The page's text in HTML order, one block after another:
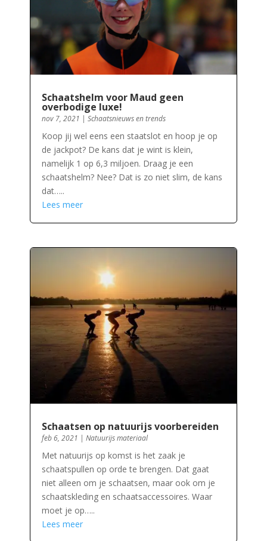
Schaatshelm voor Maud geen
overbodige luxe!
nov 7, 2021 | Schaatsnieuws en trends
Koop jij wel eens een staatslot en hoop je op
de jackpot? De kans dat je wint is klein,
namelijk 1 op 6,3 miljoen. Draag je een
schaatshelm? Nee? Dat is zo niet slim, de kans
dat…..
Lees meer
Schaatsen op natuurijs voorbereiden
feb 6, 2021 | Natuurijs materiaal
Met natuurijs op komst is het zaak je
schaatspullen op orde te brengen. Dat gaat
niet alleen om je schaatsen, maar ook om je
schaatskleding en schaatsaccessoires. Waar
moet je op…..
Lees meer